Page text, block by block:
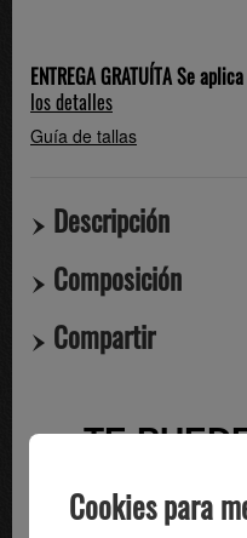
ENTREGA GRATUÍTA Se
los detalles
Guía de tallas
Descripción
Composición
Compartir
TE
Cookies para